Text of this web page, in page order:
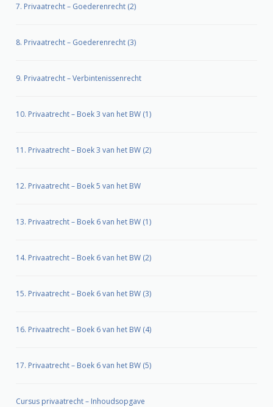
7. Privaatrecht – Goederenrecht (2)
8. Privaatrecht – Goederenrecht (3)
9. Privaatrecht – Verbintenissenrecht
10. Privaatrecht – Boek 3 van het BW (1)
11. Privaatrecht – Boek 3 van het BW (2)
12. Privaatrecht – Boek 5 van het BW
13. Privaatrecht – Boek 6 van het BW (1)
14. Privaatrecht – Boek 6 van het BW (2)
15. Privaatrecht – Boek 6 van het BW (3)
16. Privaatrecht – Boek 6 van het BW (4)
17. Privaatrecht – Boek 6 van het BW (5)
Cursus privaatrecht – Inhoudsopgave